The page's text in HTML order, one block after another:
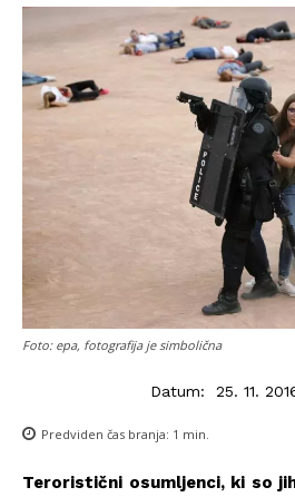
Foto: epa, fotografija je simbolična
Datum: 25. 11.
Predviden čas branja: 1 min.
Teroristični osumljenci, ki so